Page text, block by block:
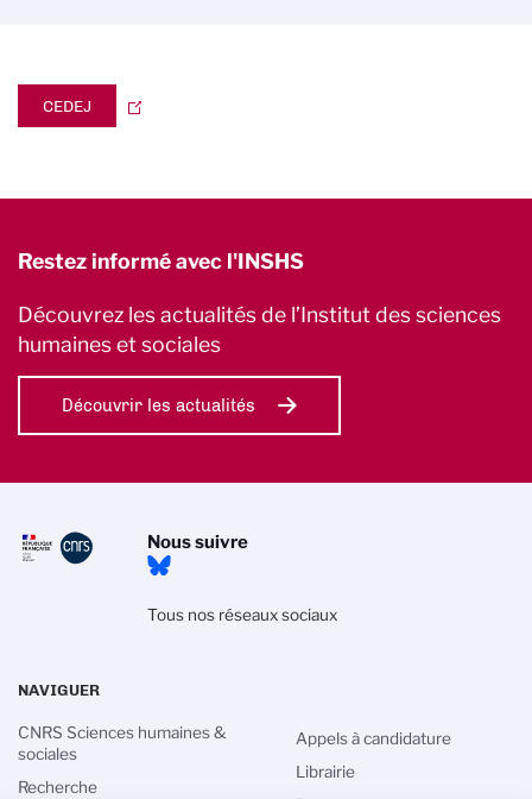
CEDEJ
Restez informé avec l'INSHS
Découvrez les actualités de l’Institut des sciences
humaines et sociales
Découvrir les actualités
Nous suivre
Tous nos réseaux sociaux
NAVIGUER
CNRS Sciences humaines &
sociales
Recherche
Appels à candidature
Librairie